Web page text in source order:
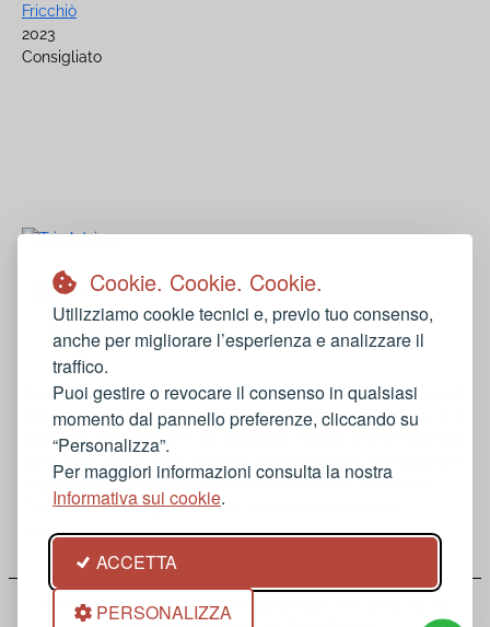
Cookie. Cookie. Cookie.
Utilizziamo cookie tecnici e, previo tuo consenso,
anche per migliorare l’esperienza e analizzare il
traffico.
Puoi gestire o revocare il consenso in qualsiasi
momento dal pannello preferenze, cliccando su
“Personalizza”.
Per maggiori informazioni consulta la nostra
Informativa sui cookie.
ACCETTA
PERSONALIZZA
Fricchiò
2023
Consigliato
Fricchiò è una attività di ristorazione del Centro Papa Giovanni
XXIII di Ancona. Dal 1997 operiamo nel territorio marchigiano a
sostegno delle persone con disabilità e delle loro famiglie con
due Centri Diurni, due Comunità Residenziali e Casa Sollievo. Il
ricavato di Fricchiò contribuisce a sostenere le attività del
Centro e offre un’opportunità di lavoro a persone con
disabilità.
Fricchiò è un marchio del Centro Papa Giovanni XXIII di Ancona, Via